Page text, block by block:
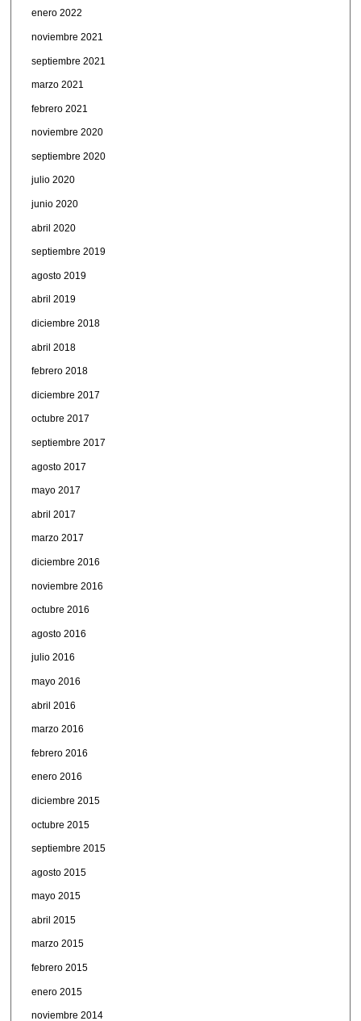
enero 2022
noviembre 2021
septiembre 2021
marzo 2021
febrero 2021
noviembre 2020
septiembre 2020
julio 2020
junio 2020
abril 2020
septiembre 2019
agosto 2019
abril 2019
diciembre 2018
abril 2018
febrero 2018
diciembre 2017
octubre 2017
septiembre 2017
agosto 2017
mayo 2017
abril 2017
marzo 2017
diciembre 2016
noviembre 2016
octubre 2016
agosto 2016
julio 2016
mayo 2016
abril 2016
marzo 2016
febrero 2016
enero 2016
diciembre 2015
octubre 2015
septiembre 2015
agosto 2015
mayo 2015
abril 2015
marzo 2015
febrero 2015
enero 2015
noviembre 2014